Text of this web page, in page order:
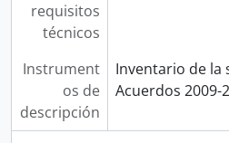
requisitos
técnicos
Instrument
os de
descripción
Inventario de la
Acuerdos 2009-